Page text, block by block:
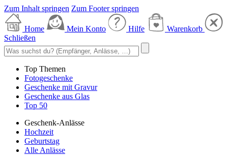
Zum Inhalt springen Zum Footer springen
Home Mein Konto Hilfe
Warenkorb
Schließen
Top Themen
Fotogeschenke
Geschenke mit Gravur
Geschenke aus Glas
Top 50
Geschenk-Anlässe
Hochzeit
Geburtstag
Alle Anlässe